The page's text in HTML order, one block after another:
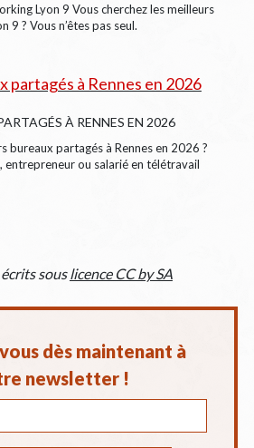
Lyon 9 Vous cherchez les meilleurs
9 ? Vous n’êtes pas seul.
À RENNES EN 2026
bureaux partagés à Rennes en 2026 ?
entrepreneur ou salarié en télétravail
souslicence CC by SA
dès maintenant à
newsletter !